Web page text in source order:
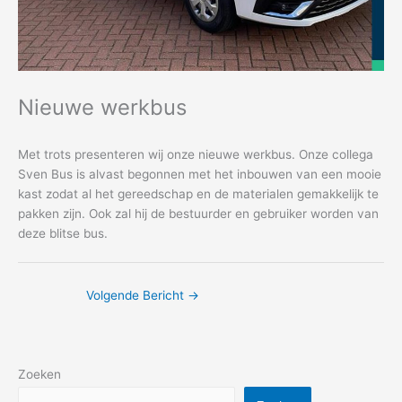
Nieuwe werkbus
Met trots presenteren wij onze nieuwe werkbus. Onze collega
Sven Bus is alvast begonnen met het inbouwen van een mooie
kast zodat al het gereedschap en de materialen gemakkelijk te
pakken zijn. Ook zal hij de bestuurder en gebruiker worden van
deze blitse bus.
Volgende Bericht →
Zoeken